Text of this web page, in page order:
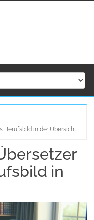
Berufsbild in der Übersicht
in